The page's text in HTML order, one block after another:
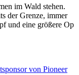
im Wald stehen.
der Grenze, immer
und eine größere Op